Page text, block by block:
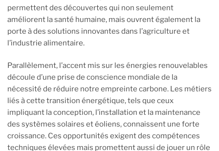
permettent des découvertes qui non seulement
améliorent la santé humaine, mais ouvrent également la
porte à des solutions innovantes dans l’agriculture et
l’industrie alimentaire.
Parallèlement, l’accent mis sur les énergies renouvelables
découle d’une prise de conscience mondiale de la
nécessité de réduire notre empreinte carbone. Les métiers
liés à cette transition énergétique, tels que ceux
impliquant la conception, l’installation et la maintenance
des systèmes solaires et éoliens, connaissent une forte
croissance. Ces opportunités exigent des compétences
techniques élevées mais promettent aussi de jouer un rôle